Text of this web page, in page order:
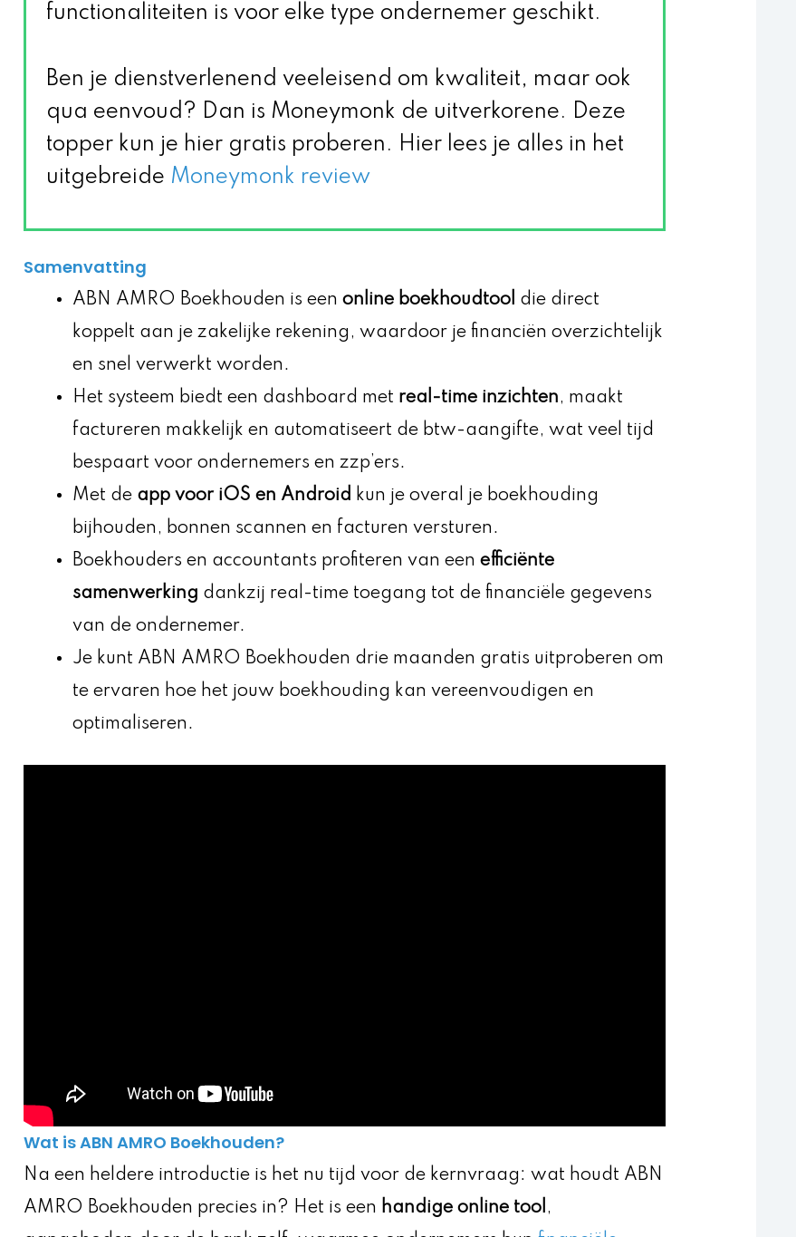
functionaliteiten is voor elke type ondernemer geschikt.
Ben je dienstverlenend veeleisend om kwaliteit, maar ook
qua eenvoud? Dan is Moneymonk de uitverkorene. Deze
topper kun je hier gratis proberen. Hier lees je alles in het
uitgebreide Moneymonk review
Samenvatting
ABN AMRO Boekhouden is een online boekhoudtool die direct
koppelt aan je zakelijke rekening, waardoor je financiën overzichtelijk
en snel verwerkt worden.
Het systeem biedt een dashboard met real-time inzichten, maakt
factureren makkelijk en automatiseert de btw-aangifte, wat veel tijd
bespaart voor ondernemers en zzp’ers.
Met de app voor iOS en Android kun je overal je boekhouding
bijhouden, bonnen scannen en facturen versturen.
Boekhouders en accountants profiteren van een efficiënte
samenwerking dankzij real-time toegang tot de financiële gegevens
van de ondernemer.
Je kunt ABN AMRO Boekhouden drie maanden gratis uitproberen om
te ervaren hoe het jouw boekhouding kan vereenvoudigen en
optimaliseren.
Wat is ABN AMRO Boekhouden?
Na een heldere introductie is het nu tijd voor de kernvraag: wat houdt ABN
AMRO Boekhouden precies in? Het is een handige online tool,